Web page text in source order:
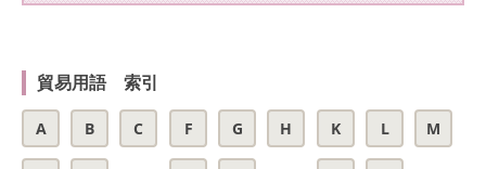
貿易用語 索引
A B C F G H K L M